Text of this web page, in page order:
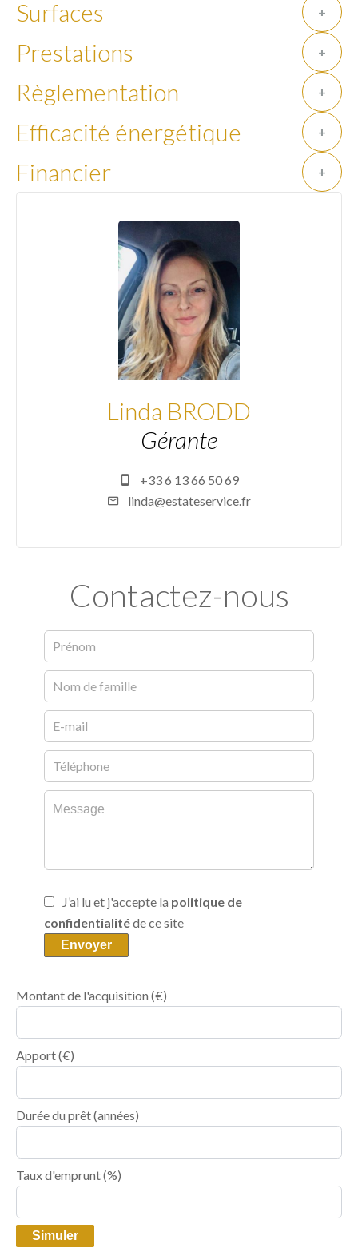
Surfaces +
Prestations +
Règlementation +
Efficacité énergétique +
Financier +
Linda BRODD
Gérante
+33 6 13 66 50 69
linda@estateservice.fr
Contactez-nous
J’ai lu et j'accepte la politique de
confidentialitéde ce site
Envoyer
Montant de l'acquisition (€)
Apport(€)
Durée du prêt(années)
Taux d'emprunt(%)
Simuler